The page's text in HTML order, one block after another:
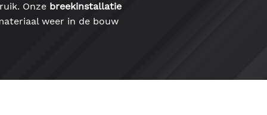
Onze breekinstallatie
weer in de bouw